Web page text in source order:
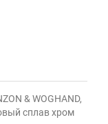
& WOGHAND,
сплав хром